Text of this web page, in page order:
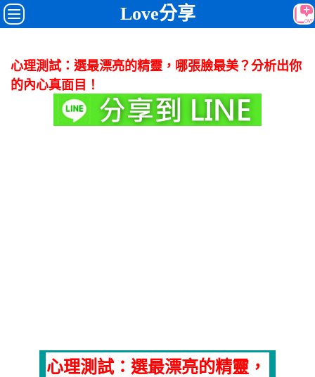
Love分享
心理測試：選最漂亮的精靈，哪張臉最美？分析出你
的內心真面目！
心理測試：選最漂亮的精靈，